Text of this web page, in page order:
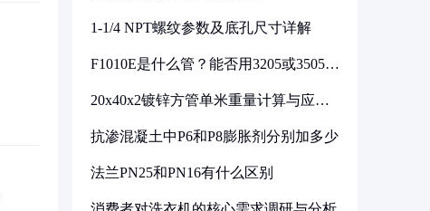
1-1/4 NPT螺纹参数及底孔尺寸详解
F1010E是什么管？能否用3205或3505代
20x40x2镀锌方管单米重量计算与应用
抗渗混凝土中P6和P8膨胀剂分别加多少
法兰PN25和PN16有什么区别